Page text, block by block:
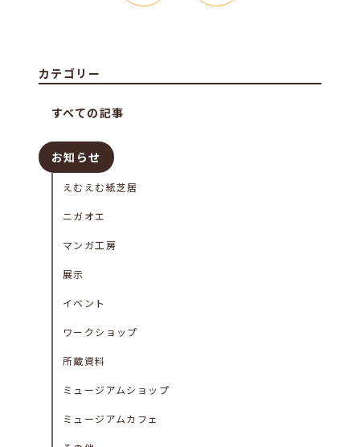
カテゴリー
すべての記事
お知らせ
えむえむ紙芝居
ニガオエ
マンガ工房
展示
イベント
ワークショップ
所蔵資料
ミュージアムショップ
ミュージアムカフェ